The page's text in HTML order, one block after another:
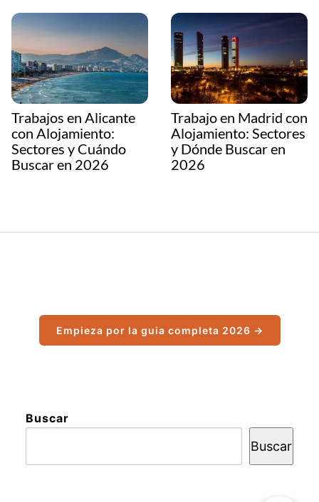
Trabajos en Alicante
con Alojamiento:
Sectores y Cuándo
Buscar en 2026
Trabajo en Madrid con
Alojamiento: Sectores
y Dónde Buscar en
2026
Empieza por la guia completa 2026 →
Buscar
Buscar